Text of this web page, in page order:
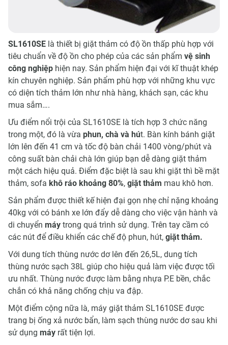
SL1610SE là thiết bị giặt thảm có độ ồn thấp phù hợp với
tiêu chuẩn về độ ồn cho phép của các sản phẩm vệ sinh
công nghiệp hiện nay. Sản phẩm hiện đại với kĩ thuật khép
kín chuyên nghiệp. Sản phẩm phù hợp với những khu vực
có diện tích thảm lớn như nhà hàng, khách sạn, các khu
mua sắm….
Ưu điểm nổi trội của SL1610SE là tích hợp 3 chức năng
trong một, đó là vừa phun, chà và hút. Bàn kính bánh giặt
lớn lên đến 41 cm và tốc độ bàn chải 1400 vòng/phút và
công suất bàn chải chà lớn giúp bạn dễ dàng giặt thảm
một cách hiệu quả. Điểm đặc biệt là sau khi giặt thì bề mặt
thảm, sofa khô ráo khoảng 80%, giặt thảm mau khô hơn.
Sản phẩm được thiết kế hiện đại gọn nhẹ chỉ nặng khoảng
40kg với có bánh xe lớn đẩy dễ dàng cho việc vận hành và
di chuyển máy trong quá trình sử dụng. Trên tay cầm có
các nút để điều khiển các chế độ phun, hút, giặt thảm.
Với dung tích thùng nước dơ lên đến 26,5L, dung tích
thùng nước sạch 38L giúp cho hiệu quả làm việc được tối
ưu nhất. Thùng nước được làm bằng nhựa P.E bền, chắc
chắn có khả năng chống chịu va đập.
Một điểm cộng nữa là, máy giặt thảm SL1610SE được
trang bị ống xả nước bẩn, làm sạch thùng nước dơ sau khi
sử dụng máy rất tiện lợi.